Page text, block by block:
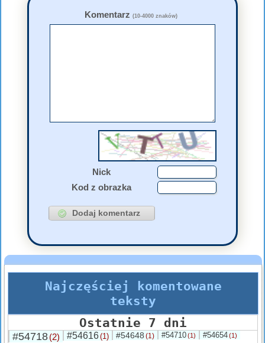
Komentarz (10-4000 znaków)
Nick
Kod z obrazka
Najczęściej komentowane
teksty
Ostatnie 7 dni
#54718(2) #54616(1) #54648 (1) #54710(1) #54654(1)